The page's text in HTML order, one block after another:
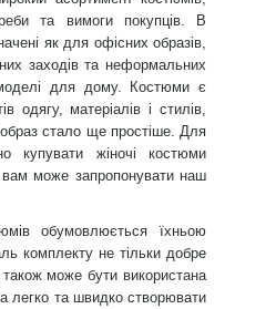
та вимоги покупців. В
як для офісних образів,
заходів та неформальних
для дому. Костюми є
одягу, матеріалів і стилів,
стало ще простіше. Для
купувати жіночі костюми
вам може запропонувати наш
обумовлюється їхньою
комплекту не тільки добре
може бути використана
легко та швидко створювати